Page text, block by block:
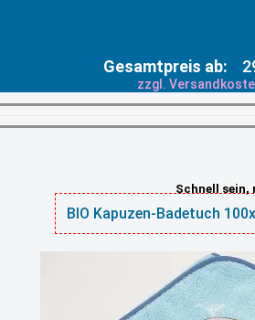
Gesamtpreis ab:
zzgl.
Schnell sein, nur noch2
BIO Kapuzen-Badetuch